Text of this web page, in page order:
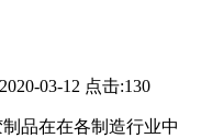
03-12 点击:130
品在在各制造行业中